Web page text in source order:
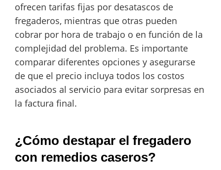
ofrecen tarifas fijas por desatascos de
fregaderos, mientras que otras pueden
cobrar por hora de trabajo o en función de la
complejidad del problema. Es importante
comparar diferentes opciones y asegurarse
de que el precio incluya todos los costos
asociados al servicio para evitar sorpresas en
la factura final.
¿Cómo destapar el fregadero
con remedios caseros?